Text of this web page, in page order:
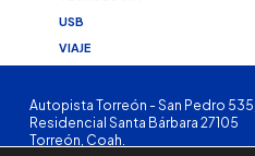
USB
VIAJE
Autopista Torreón - San Pedro 535,
Residencial Santa Bárbara 27105
Torreón, Coah.